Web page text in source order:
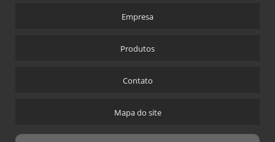
Empresa
Produtos
Contato
Mapa do site